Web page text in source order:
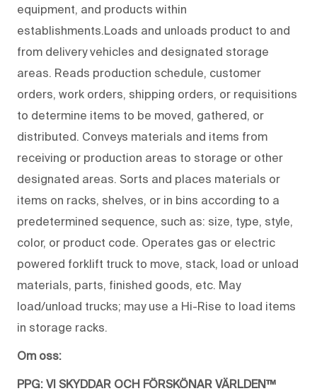
equipment, and products within
establishments.Loads and unloads product to and
from delivery vehicles and designated storage
areas. Reads production schedule, customer
orders, work orders, shipping orders, or requisitions
to determine items to be moved, gathered, or
distributed. Conveys materials and items from
receiving or production areas to storage or other
designated areas. Sorts and places materials or
items on racks, shelves, or in bins according to a
predetermined sequence, such as: size, type, style,
color, or product code. Operates gas or electric
powered forklift truck to move, stack, load or unload
materials, parts, finished goods, etc. May
load/unload trucks; may use a Hi-Rise to load items
in storage racks.
Om oss:
PPG: VI SKYDDAR OCH FÖRSKÖNAR VÄRLDEN™